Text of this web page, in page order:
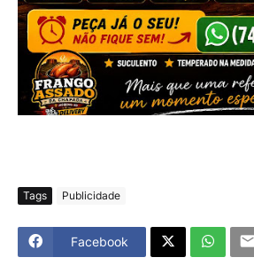
Tags Publicidade
Facebook